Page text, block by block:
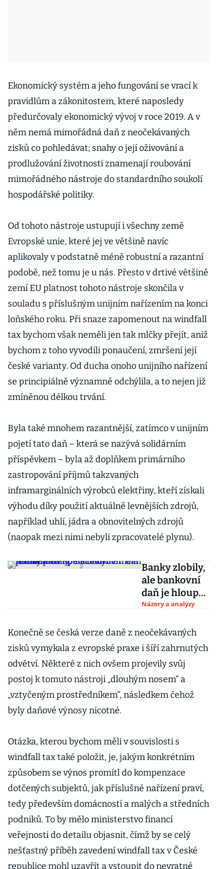
Ekonomický systém a jeho fungování se vrací k
pravidlům a zákonitostem, které naposledy
předurčovaly ekonomický vývoj v roce 2019. A v
něm nemá mimořádná daň z neočekávaných
zisků co pohledávat; snahy o její oživování a
prodlužování životnosti znamenají roubování
mimořádného nástroje do standardního soukolí
hospodářské politiky.
Od tohoto nástroje ustupují i všechny země
Evropské unie, které jej ve většině navíc
aplikovaly v podstatně méně robustní a razantní
podobě, než tomu je u nás. Přesto v drtivé většině
zemí EU platnost tohoto nástroje skončila v
souladu s příslušným unijním nařízením na konci
loňského roku. Při snaze zapomenout na windfall
tax bychom však neměli jen tak mlčky přejít, aniž
bychom z toho vyvodili ponaučení, zmršení její
české varianty. Od ducha onoho unijního nařízení
se principiálně významně odchýlila, a to nejen již
zmíněnou délkou trvání.
Byla také mnohem razantnější, zatímco v unijním
pojetí tato daň – která se nazývá solidárním
příspěvkem – byla až doplňkem primárního
zastropování příjmů takzvaných
inframarginálních výrobců elektřiny, kteří získali
výhodu díky použití aktuálně levnějších zdrojů,
například uhlí, jádra a obnovitelných zdrojů
(naopak mezi nimi nebyli zpracovatelé plynu).
Banky zlobily,
ale bankovní
daň je hloupá.
Populace by
problém se
speciálním
Názory a analýzy
Konečně se česká verze daně z neočekávaných
zisků vymykala z evropské praxe i šíří zahrnutých
odvětví. Některé z nich ovšem projevily svůj
postoj k tomuto nástroji „dlouhým nosem“ a
„vztyčeným prostředníkem“, následkem čehož
byly daňové výnosy nicotné.
Otázka, kterou bychom měli v souvislosti s
windfall tax také položit, je, jakým konkrétním
způsobem se výnos promítl do kompenzace
dotčených subjektů, jak příslušné nařízení praví,
tedy především domácností a malých a středních
podniků. To by mělo ministerstvo financí
veřejnosti do detailu objasnit, čímž by se celý
nešťastný příběh zavedení windfall tax v České
republice mohl uzavřít a vstoupit do nevratné